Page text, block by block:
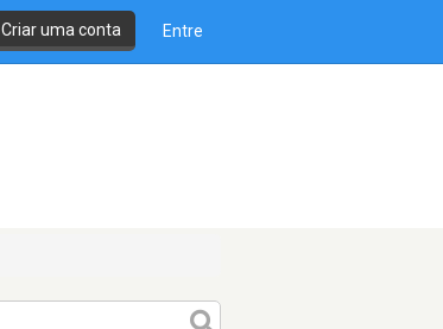
Criar uma conta Entre